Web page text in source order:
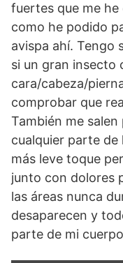
fuertes que me
como he podido
avispa ahí. Tengo
si un gran insecto
cara/cabeza/
comprobar que
También me
cualquier parte de
más leve toque
junto con dolores
las áreas nunca
desaparecen y
parte de mi